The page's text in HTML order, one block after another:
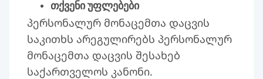
თქვენი უფლებები
პერსონალურ მონაცემთა დაცვის
საკითხს არეგულირებს პერსონალურ
მონაცემთა დაცვის შესახებ
საქართველოს კანონი.